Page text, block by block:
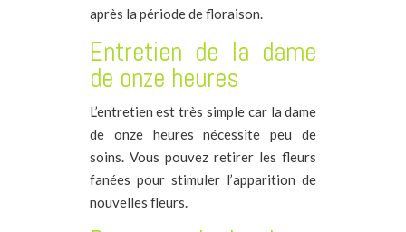
après la période de floraison.
Entretien de la dame
de onze heures
L’entretien est très simple car la dame
de onze heures nécessite peu de
soins. Vous pouvez retirer les fleurs
fanées pour stimuler l’apparition de
nouvelles fleurs.